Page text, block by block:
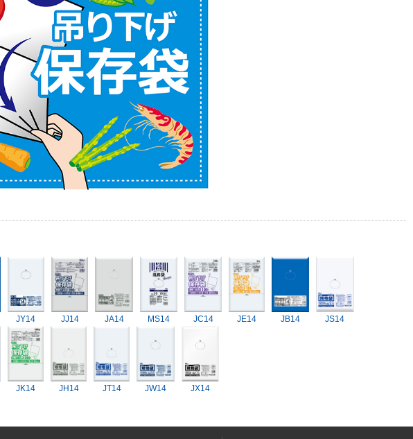
JY14 JJ14 JA14 MS14 JC14 JE14 JB14 JS14
JK14 JH14 JT14 JW14 JX14